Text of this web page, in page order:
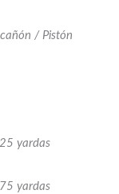
/ Pistón
yardas
yardas